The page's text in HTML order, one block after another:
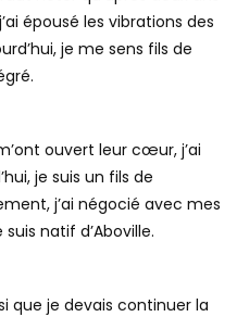
épousé les vibrations des
je me sens fils de
ouvert leur cœur, j’ai
je suis un fils de
j’ai négocié avec mes
natif d’Aboville.
que je devais continuer la